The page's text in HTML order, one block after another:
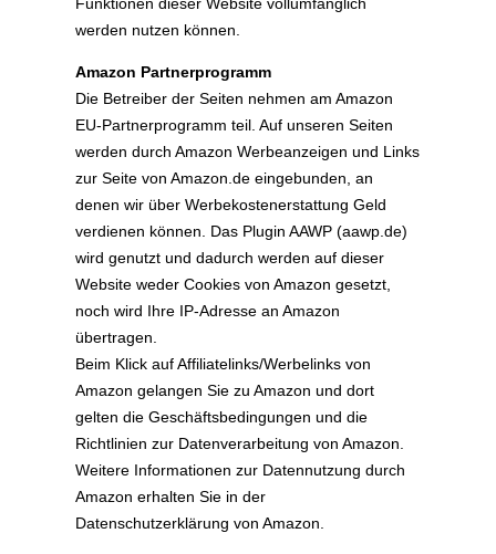
werden nutzen können.
Amazon Partnerprogramm
Die Betreiber der Seiten nehmen am Amazon
EU-Partnerprogramm teil. Auf unseren Seiten
werden durch Amazon Werbeanzeigen und Links
zur Seite von Amazon.de eingebunden, an
denen wir über Werbekostenerstattung Geld
verdienen können. Das Plugin AAWP (aawp.de)
wird genutzt und dadurch werden auf dieser
Website weder Cookies von Amazon gesetzt,
noch wird Ihre IP-Adresse an Amazon
übertragen.
Beim Klick auf Affiliatelinks/Werbelinks von
Amazon gelangen Sie zu Amazon und dort
gelten die Geschäftsbedingungen und die
Richtlinien zur Datenverarbeitung von Amazon.
Weitere Informationen zur Datennutzung durch
Amazon erhalten Sie in der
Datenschutzerklärung von Amazon.